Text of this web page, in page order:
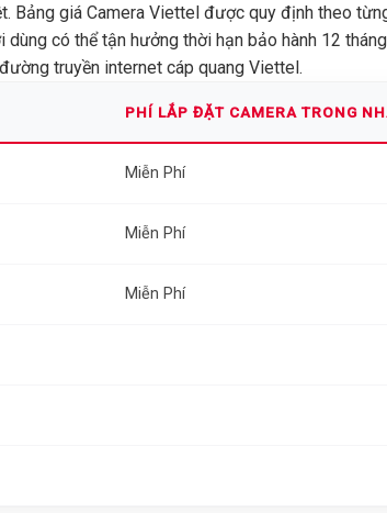
Bảng giá Camera Viettel được quy định theo
có thể tận hưởng thời hạn bảo hành 12
truyền internet cáp quang Viettel.
PHÍ LẮP ĐẶT CAMERA TRONG
Miễn Phí
Miễn Phí
Miễn Phí